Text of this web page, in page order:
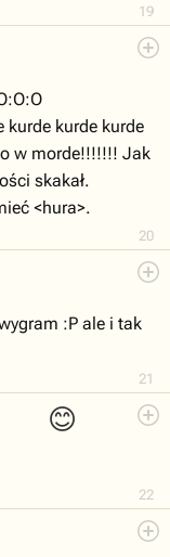
19
20
kurde kurde
w morde!!!!!!! Jak
skakał.
<hura>.
21
:P ale i tak
😊
22